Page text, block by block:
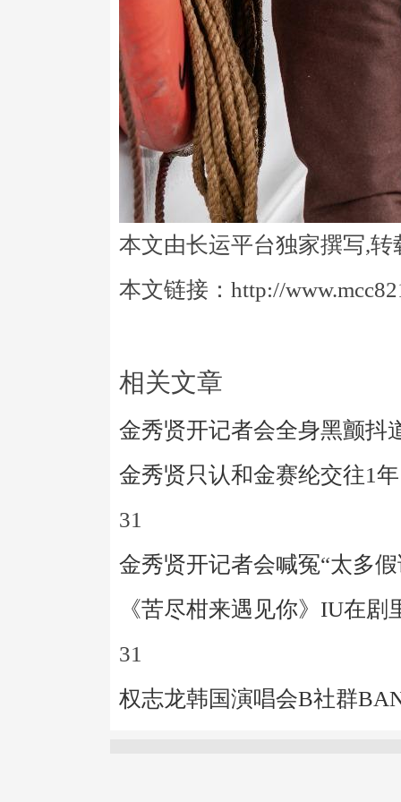
本文由长运平台独家撰写,转
本文链接：http://
相关文章
金秀贤开记者会全身黑颤抖
金秀贤只认和金赛纶交往1
31
金秀贤开记者会喊冤“太多
《苦尽柑来遇见你》IU在
31
权志龙韩国演唱会B社群